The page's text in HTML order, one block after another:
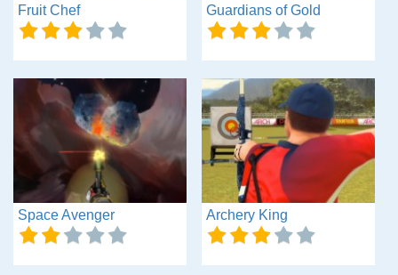
Fruit Chef Guardians of Gold
Space Avenger Archery King